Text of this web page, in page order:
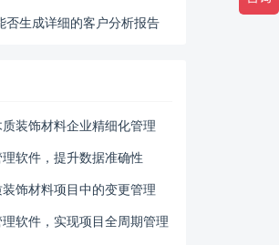
否生成详细的客户分析报告
装饰材料企业精细化管理
软件，提升数据准确性
饰材料项目中的变更管理
软件，实现项目全周期管理